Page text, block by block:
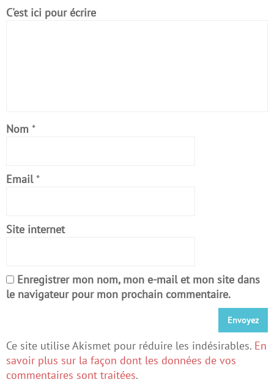
C'est ici pour écrire
Nom *
Email *
Site internet
Enregistrer mon nom, mon e-mail et mon site dans
le navigateur pour mon prochain commentaire.
Ce site utilise Akismet pour réduire les indésirables. En
savoir plus sur la façon dont les données de vos
commentaires sont traitées.